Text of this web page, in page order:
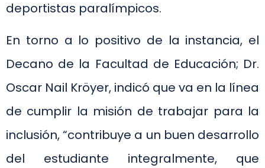
deportistas paralímpicos.
En torno a lo positivo de la instancia, el
Decano de la Facultad de Educación; Dr.
Oscar Nail Kröyer, indicó que va en la línea
de cumplir la misión de trabajar para la
inclusión, “contribuye a un buen desarrollo
del estudiante integralmente, que